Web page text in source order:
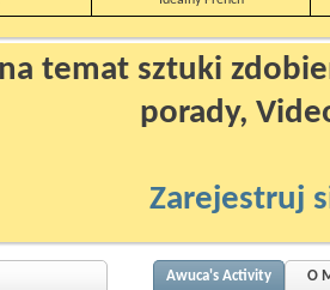
temat sztuki
porady,
Zarejestruj
Awuca's Activity O